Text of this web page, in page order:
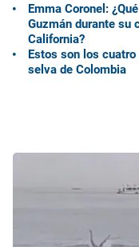
Emma Coronel:
Guzmán durante su
California?
Estos son los
selva de Colombia